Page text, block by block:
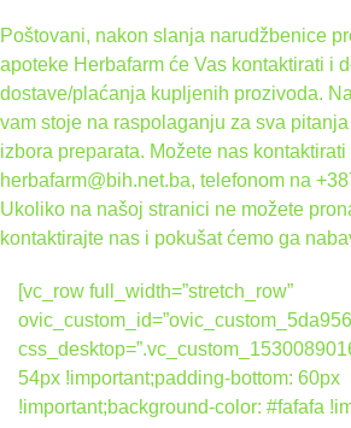
Poštovani, nakon slanja narudžbenice
apoteke Herbafarm će Vas kontaktirati i
dostave/plaćanja kupljenih prozivoda.
vam stoje na raspolaganju za sva
izbora preparata. Možete nas
herbafarm@bih.net.ba, telefonom na
Ukoliko na našoj stranici ne možete
kontaktirajte nas i pokušat ćemo ga
[vc_row full_width=”stretch_row”
54px !important;padding-bottom: 60px
!important;background-color: #fafafa